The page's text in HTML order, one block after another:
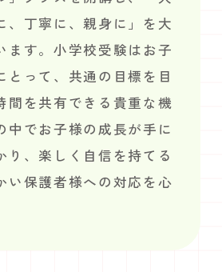
、丁寧に、親身に」を大
ます。小学校受験はお子
とって、共通の目標を目
間を共有できる貴重な機
中でお子様の成長が手に
り、楽しく自信を持てる
い保護者様への対応を心